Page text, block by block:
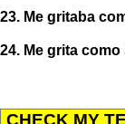
23. Me gritaba
24. Me grita